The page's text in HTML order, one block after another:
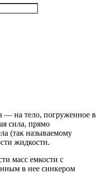
— на тело, погруженное в
сила, прямо
(так называемому
жидкости.
масс емкости с
в нее синкером